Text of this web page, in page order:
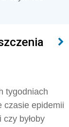
tygodniach
czasie epidemii
byłoby